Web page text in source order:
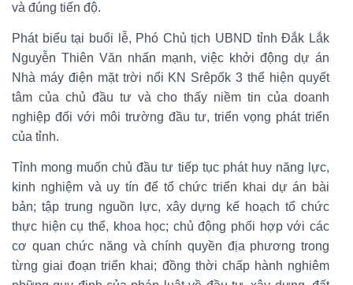
và đúng tiến độ.
Phát biểu tại buổi lễ, Phó Chủ tịch UBND tỉnh Đắk Lắk
Nguyễn Thiên Văn nhấn mạnh, việc khởi động dự án
Nhà máy điện mặt trời nổi KN Srêpốk 3 thể hiện quyết
tâm của chủ đầu tư và cho thấy niềm tin của doanh
nghiệp đối với môi trường đầu tư, triển vọng phát triển
của tỉnh.
Tỉnh mong muốn chủ đầu tư tiếp tục phát huy năng lực,
kinh nghiệm và uy tín để tổ chức triển khai dự án bài
bản; tập trung nguồn lực, xây dựng kế hoạch tổ chức
thực hiện cụ thể, khoa học; chủ động phối hợp với các
cơ quan chức năng và chính quyền địa phương trong
từng giai đoạn triển khai; đồng thời chấp hành nghiêm